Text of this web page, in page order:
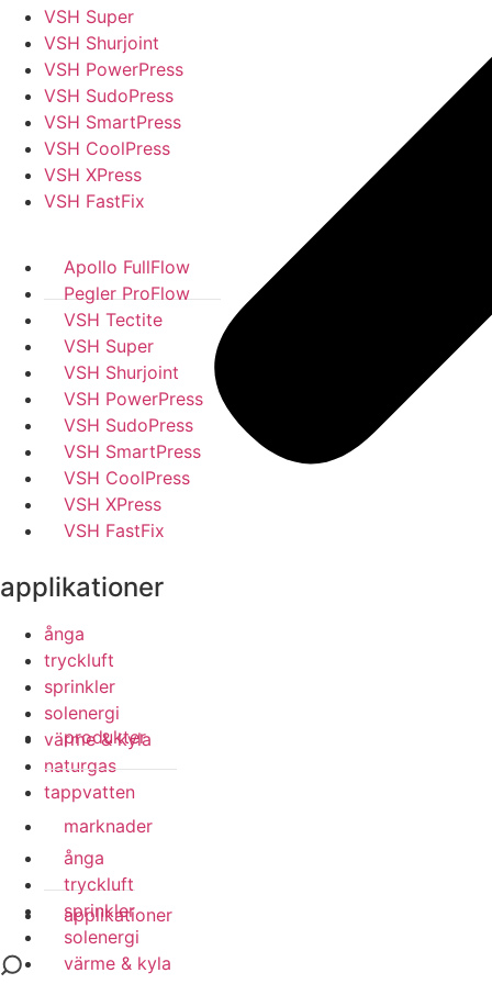
produkter
marknader
applikationer
VSH Super
VSH Shurjoint
VSH PowerPress
VSH SudoPress
VSH SmartPress
VSH CoolPress
VSH XPress
VSH FastFix
Apollo FullFlow
Pegler ProFlow
VSH Tectite
VSH Super
VSH Shurjoint
VSH PowerPress
VSH SudoPress
VSH SmartPress
VSH CoolPress
VSH XPress
VSH FastFix
applikationer
ånga
tryckluft
sprinkler
solenergi
värme & kyla
naturgas
tappvatten
ånga
tryckluft
sprinkler
solenergi
värme & kyla